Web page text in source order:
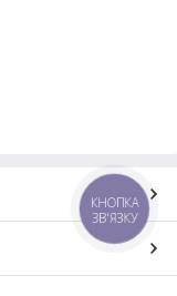
КНОПКА
ЗВ'ЯЗКУ